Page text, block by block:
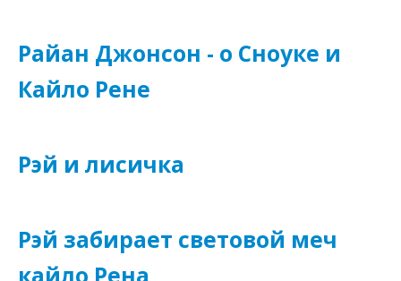
Райан Джонсон - о Сноуке и
Кайло Рене
Рэй и лисичка
Рэй забирает световой меч
кайло Рена